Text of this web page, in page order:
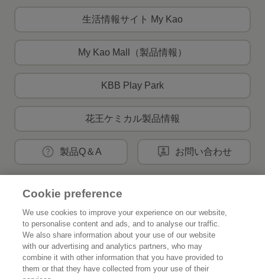
生活情報サイト My Kao
My Kao Mall（製品情報）
KBB Play Park
花王ケミカル製品情報
製品Q＆A お問い合わせ
花王公式SNSアカウント
Home 花王について
Cookie preference
We use cookies to improve your experience on our website,
to personalise content and ads, and to analyse our traffic.
We also share information about your use of our website
with our advertising and analytics partners, who may
combine it with other information that you have provided to
them or that they have collected from your use of their